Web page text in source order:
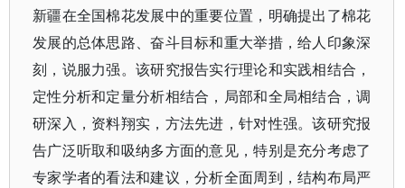
新疆在全国棉花发展中的重要位置，明确提出了棉花
发展的总体思路、奋斗目标和重大举措，给人印象深
刻，说服力强。该研究报告实行理论和实践相结合，
定性分析和定量分析相结合，局部和全局相结合，调
研深入，资料翔实，方法先进，针对性强。该研究报
告广泛听取和吸纳多方面的意见，特别是充分考虑了
专家学者的看法和建议，分析全面周到，结构布局严